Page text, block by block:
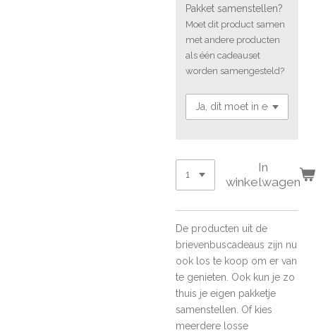
Pakket samenstellen?
Moet dit product samen
met andere producten
als één cadeauset
worden samengesteld?
In
winkelwagen
De producten uit de
brievenbuscadeaus zijn nu
ook los te koop om er van
te genieten. Ook kun je zo
thuis je eigen pakketje
samenstellen. Of kies
meerdere losse